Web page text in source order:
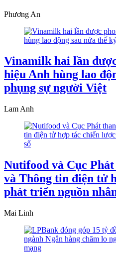
Phương An
Vinamilk hai lần
hiệu Anh hùng lao
phụng sự người Việt
Lam Anh
Nutifood và Cục
và Thông tin điện tử
phát triển nguồn
Mai Linh